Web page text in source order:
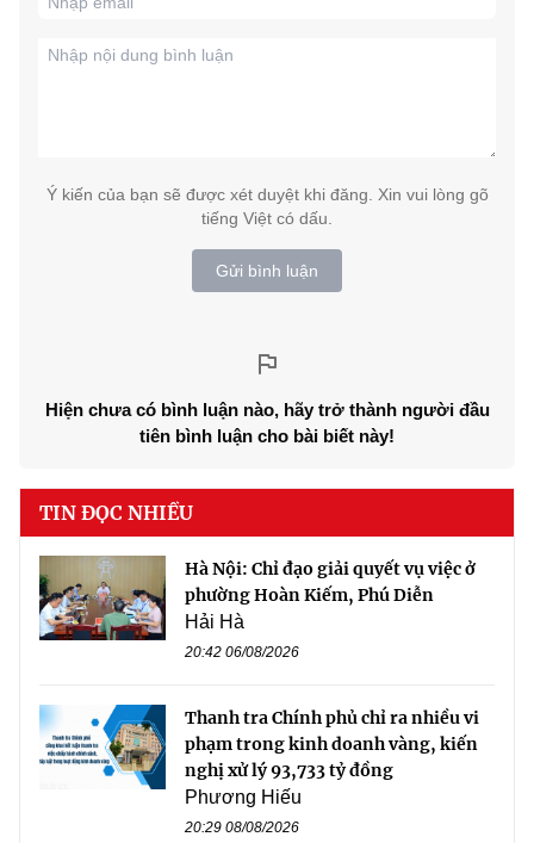
Ý kiến của bạn sẽ được xét duyệt khi đăng. Xin vui lòng gõ
tiếng Việt có dấu.
Gửi bình luận
Hiện chưa có bình luận nào, hãy trở thành người đầu
tiên bình luận cho bài biết này!
TIN ĐỌC NHIỀU
Hà Nội: Chỉ đạo giải quyết vụ việc ở
phường Hoàn Kiếm, Phú Diễn
Hải Hà
20:42 06/08/2026
Thanh tra Chính phủ chỉ ra nhiều vi
phạm trong kinh doanh vàng, kiến
nghị xử lý 93,733 tỷ đồng
Phương Hiếu
20:29 08/08/2026